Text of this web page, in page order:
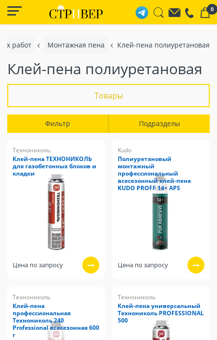
0
работ Монтажная пена Клей-пена полиуретановая
Клей-пена полиуретановая
Товары
Фильтр Подразделы
Технониколь
Клей-пена ТЕХНОНИКОЛЬ
для газобетонных блоков и
кладки
Цена по запросу
Kudo
Полиуретановый
монтажный
профессиональный
всесезонный клей-пена
KUDO PROFF 14+ APS
Цена по запросу
Технониколь
Клей-пена
профессиональная
Технониколь 240
Professional всесезонная 600
г
Технониколь
Клей-пена универсальный
Технониколь PROFESSIONAL
500